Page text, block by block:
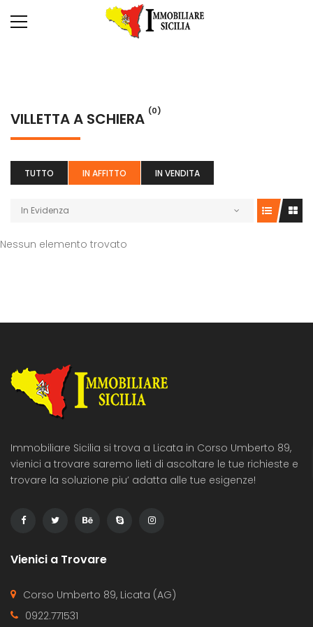
VILLETTA A SCHIERA (0)
TUTTO IN AFFITTO IN VENDITA
In Evidenza
Nessun elemento trovato
Immobiliare Sicilia si trova a Licata in Corso Umberto 89,
vienici a trovare saremo lieti di ascoltare le tue richieste e
trovare la soluzione piu’ adatta alle tue esigenze!
Vienici a Trovare
Corso Umberto 89, Licata (AG)
0922.771531